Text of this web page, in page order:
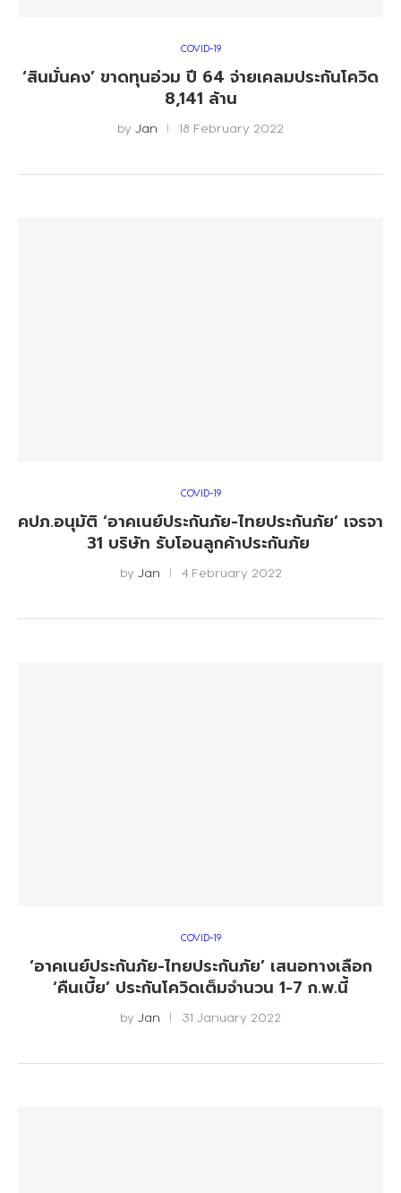
COVID-19
‘สินมั่นคง’ ขาดทุนอ่วม ปี 64 จ่ายเคลมประกันโควิด
8,141 ล้าน
by Jan 18 February 2022
COVID-19
คปภ.อนุมัติ ‘อาคเนย์ประกันภัย-ไทยประกันภัย’ เจรจา
31 บริษัท รับโอนลูกค้าประกันภัย
by Jan 4 February 2022
COVID-19
‘อาคเนย์ประกันภัย-ไทยประกันภัย’ เสนอทางเลือก
‘คืนเบี้ย’ ประกันโควิดเต็มจำนวน 1-7 ก.พ.นี้
by Jan 31 January 2022